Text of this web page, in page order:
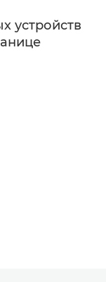
устройств